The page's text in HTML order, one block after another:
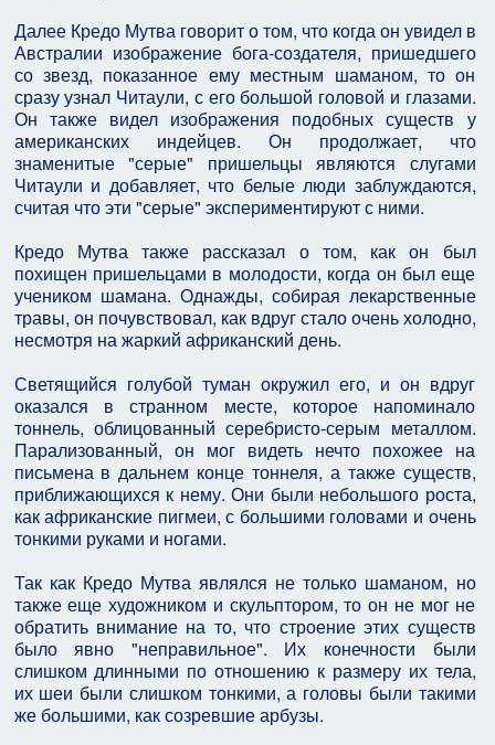
Далее Кредо Мутва говорит о том, что когда он увидел в
Австралии изображение бога-создателя, пришедшего
со звезд, показанное ему местным шаманом, то он
сразу узнал Читаули, с его большой головой и глазами.
Он также видел изображения подобных существ у
американских индейцев. Он продолжает, что
знаменитые "серые" пришельцы являются слугами
Читаули и добавляет, что белые люди заблуждаются,
считая что эти "серые" экспериментируют с ними.
Кредо Мутва также рассказал о том, как он был
похищен пришельцами в молодости, когда он был еще
учеником шамана. Однажды, собирая лекарственные
травы, он почувствовал, как вдруг стало очень холодно,
несмотря на жаркий африканский день.
Светящийся голубой туман окружил его, и он вдруг
оказался в странном месте, которое напоминало
тоннель, облицованный серебристо-серым металлом.
Парализованный, он мог видеть нечто похожее на
письмена в дальнем конце тоннеля, а также существ,
приближающихся к нему. Они были небольшого роста,
как африканские пигмеи, с большими головами и очень
тонкими руками и ногами.
Так как Кредо Мутва являлся не только шаманом, но
также еще художником и скульптором, то он не мог не
обратить внимание на то, что строение этих существ
было явно "неправильное". Их конечности были
слишком длинными по отношению к размеру их тела,
их шеи были слишком тонкими, а головы были такими
же большими, как созревшие арбузы.